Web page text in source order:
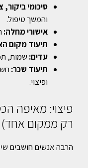
סיכומי ביקור,
והמשך טיפול.
אישורי מחלה:
תיעוד מקום
עדים: שמות,
תיעוד שכר:
ופיצוי.
פיצוי: מאיפה
רק ממקום אחד)
הרבה אנשים חושבים